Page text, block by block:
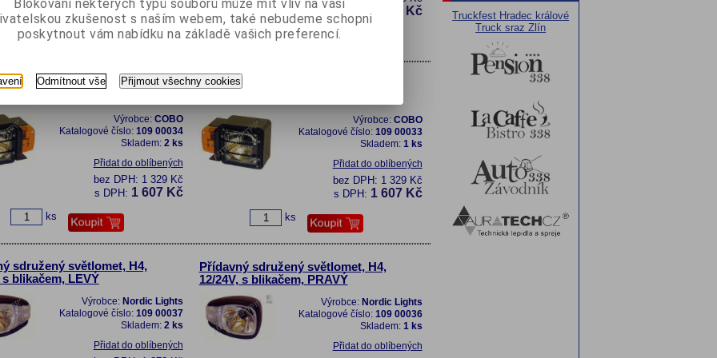
s DPH: 1 694 Kč
ks
s DPH:1 694 Kč
ks
sdružený světlomet, H4,
Výrobce: COBO
Katalogové číslo: 109 00034
Skladem: 2 ks
Přidat do oblíbených
bez DPH: 1 329 Kč
s DPH: 1 607 Kč
ks
Přídavný sdružený světlomet, H4,
Výrobce: COBO
Katalogové číslo: 109 00033
Skladem: 1 ks
Přidat do oblíbených
bez DPH: 1 329 Kč
s DPH: 1 607 Kč
ks
sdružený světlomet, H4,
s blikačem, LEVÝ
Výrobce: Nordic Lights
Katalogové číslo: 109 00037
Skladem: 2 ks
Přidat do oblíbených
Přídavný sdružený světlomet, H4,
12/24V, s blikačem, PRAVÝ
Výrobce: Nordic Lights
Katalogové číslo: 109 00036
Skladem: 1 ks
Přidat do oblíbených
Truckfest Hradec králové
Truck sraz Zlín
Blokování některých typů souborů může mít vliv na vaši
zkušenost s naším webem, také nebudeme schopni
poskytnout vám nabídku na základě vašich preferencí.
Odmítnout vše Přijmout všechny cookies